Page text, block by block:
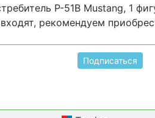
P-51B Mustang, 1
рекомендуем
Подписаться